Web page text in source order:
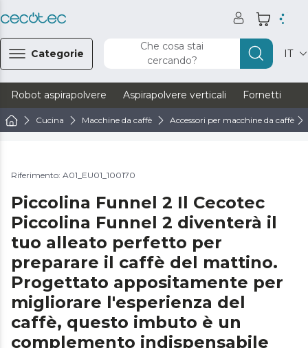
Categorie
Che cosa stai
cercando?
IT
Robot aspirapolvere Aspirapolvere verticali Fornetti
Cucina Macchine da caffè Accessori per macchine da caffè
Riferimento: A01_EU01_100170
Piccolina Funnel 2 Il Cecotec
Piccolina Funnel 2 diventerà il
tuo alleato perfetto per
preparare il caffè del mattino.
Progettato appositamente per
migliorare l'esperienza del
caffè, questo imbuto è un
complemento indispensabile